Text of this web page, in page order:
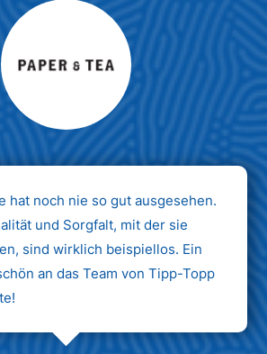
Max Mustermann
Unternehmen AG
hat noch nie so gut ausgesehen.
und Sorgfalt, mit der sie
sind wirklich beispiellos. Ein
an das Team von Tipp-Topp